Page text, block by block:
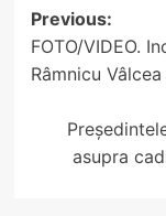
Post
Previous:
FOTO/VIDEO.
Râmnicu Vâlcea
asupra